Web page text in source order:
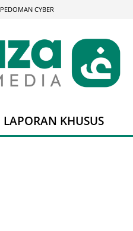
PEDOMAN CYBER
LAPORAN KHUSUS